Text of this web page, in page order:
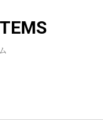
進む